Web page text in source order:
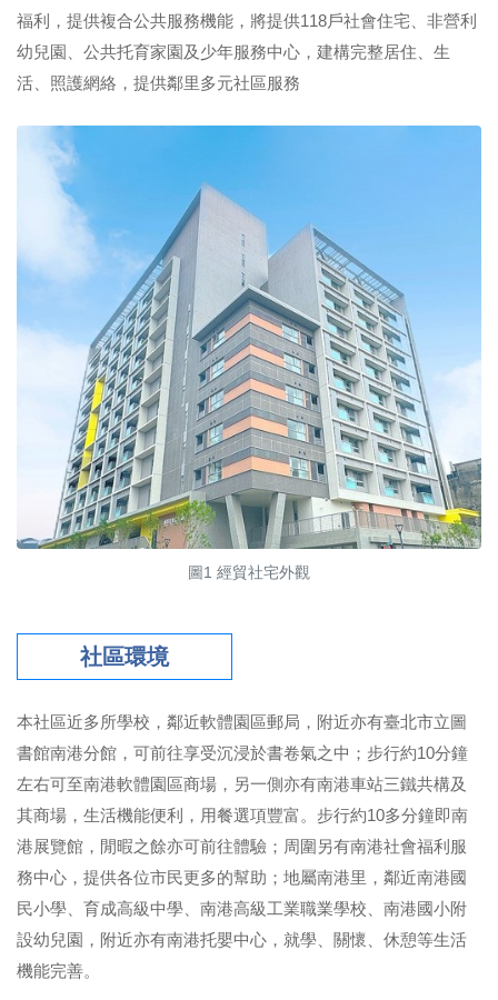
福利，提供複合公共服務機能，將提供118戶社會住宅、非營利
幼兒園、公共托育家園及少年服務中心，建構完整居住、生
活、照護網絡，提供鄰里多元社區服務
圖1 經貿社宅外觀
社區環境
本社區近多所學校，鄰近軟體園區郵局，附近亦有臺北市立圖
書館南港分館，可前往享受沉浸於書卷氣之中；步行約10分鐘
左右可至南港軟體園區商場，另一側亦有南港車站三鐵共構及
其商場，生活機能便利，用餐選項豐富。步行約10多分鐘即南
港展覽館，閒暇之餘亦可前往體驗；周圍另有南港社會福利服
務中心，提供各位市民更多的幫助；地屬南港里，鄰近南港國
民小學、育成高級中學、南港高級工業職業學校、南港國小附
設幼兒園，附近亦有南港托嬰中心，就學、關懷、休憩等生活
機能完善。